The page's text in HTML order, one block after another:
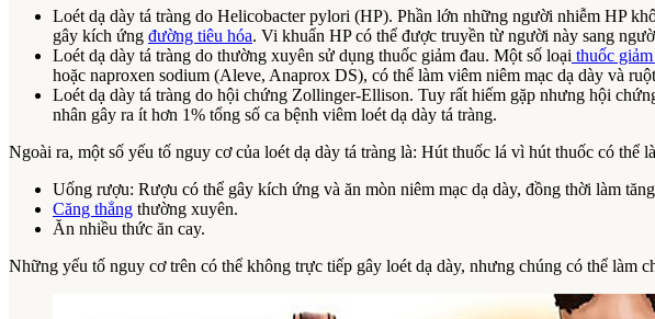
Loét dạ dày tá tràng do Helicobacter pylori (HP). Phần lớn những người nhiễm HP
gây kích ứng đường tiêu hóa. Vi khuẩn HP có thể được truyền từ người này sang
Loét dạ dày tá tràng do thường xuyên sử dụng thuốc giảm đau. Một số loại thuốc giảm
hoặc naproxen sodium (Aleve, Anaprox DS), có thể làm viêm niêm mạc dạ dày và
Loét dạ dày tá tràng do hội chứng Zollinger-Ellison. Tuy rất hiếm gặp nhưng hội
nhân gây ra ít hơn 1% tổng số ca bệnh viêm loét dạ dày tá tràng.
Ngoài ra, một số yếu tố nguy cơ của loét dạ dày tá tràng là: Hút thuốc lá vì hút thuốc có
Uống rượu: Rượu có thể gây kích ứng và ăn mòn niêm mạc dạ dày, đồng thời làm
Căng thẳng thường xuyên.
Ăn nhiều thức ăn cay.
Những yếu tố nguy cơ trên có thể không trực tiếp gây loét dạ dày, nhưng chúng có thể làm